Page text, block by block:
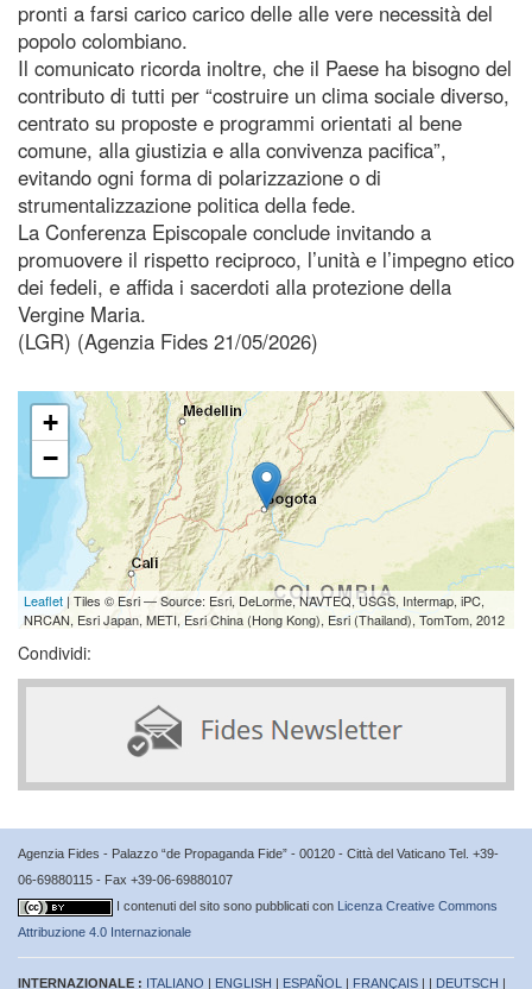
pronti a farsi carico carico delle alle vere necessità del
popolo colombiano.
Il comunicato ricorda inoltre, che il Paese ha bisogno del
contributo di tutti per “costruire un clima sociale diverso,
centrato su proposte e programmi orientati al bene
comune, alla giustizia e alla convivenza pacifica”,
evitando ogni forma di polarizzazione o di
strumentalizzazione politica della fede.
La Conferenza Episcopale conclude invitando a
promuovere il rispetto reciproco, l’unità e l’impegno etico
dei fedeli, e affida i sacerdoti alla protezione della
Vergine Maria.
(LGR) (Agenzia Fides 21/05/2026)
+
−
Leaflet | Tiles © Esri — Source: Esri, DeLorme, NAVTEQ, USGS, Intermap, iPC,
NRCAN, Esri Japan, METI, Esri China (Hong Kong), Esri (Thailand), TomTom, 2012
Condividi:
Agenzia Fides - Palazzo “de Propaganda Fide” - 00120 - Città del Vaticano Tel. +39-
06-69880115 - Fax +39-06-69880107
I contenuti del sito sono pubblicati con Licenza Creative Commons
Attribuzione 4.0 Internazionale
INTERNAZIONALE : ITALIANO | ENGLISH | ESPAÑOL | FRANÇAIS | | DEUTSCH |